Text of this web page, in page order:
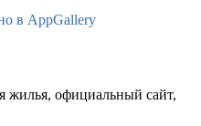
в AppGallery
жилья, официальный сайт,